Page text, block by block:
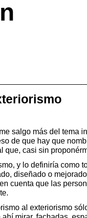
salgo más del tema
de que hay que
que, casi sin
y lo definiría como
diseñado o
cuenta que las
al exteriorismo